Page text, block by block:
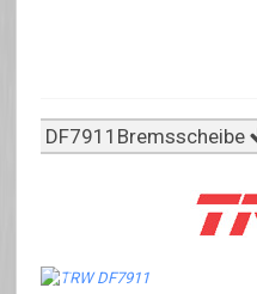
DF7911Bremsscheibe